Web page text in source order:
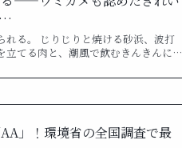
…
る。 じりじりと焼ける砂浜、波打
立てる肉と、潮風で飲むきんきんに…
」！環境省の全国調査で最